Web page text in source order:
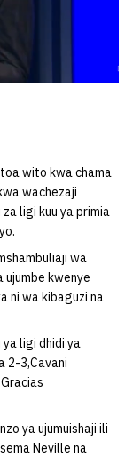
wito kwa chama
wachezaji
ligi kuu ya primia
wa
ujumbe kwenye
ni wa kibaguzi na
ligi dhidi ya
2-3,Cavani
ya ujumuishaji ili
Neville na